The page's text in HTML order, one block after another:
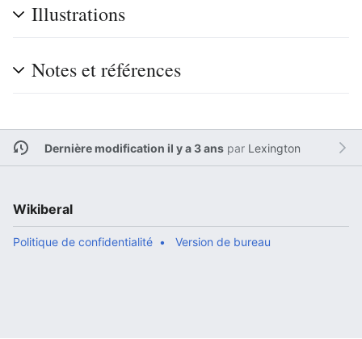
Illustrations
Notes et références
Dernière modification il y a 3 anspar Lexington
Wikiberal
Politique de confidentialité Version de bureau